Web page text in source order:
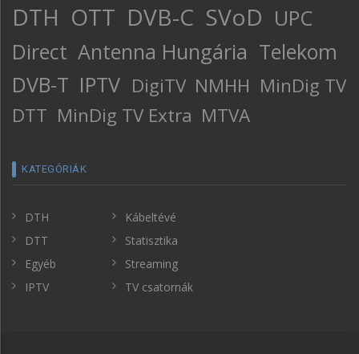
DTH OTT DVB-C SVoD UPC
Direct Antenna Hungária Telekom
DVB-T IPTV DigiTV NMHH MinDig TV
DTT MinDig TV Extra MTVA
KATEGÓRIÁK
DTH
DTT
Egyéb
IPTV
Kábeltévé
Statisztika
Streaming
TV csatornák